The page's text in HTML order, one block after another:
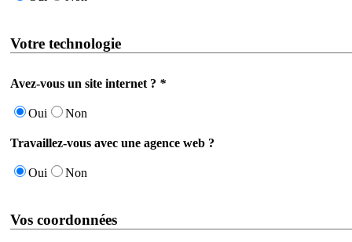
Votre technologie
Avez-vous un site internet ? *
Oui Non
Travaillez-vous avec une agence web ?
Oui Non
Vos coordonnées